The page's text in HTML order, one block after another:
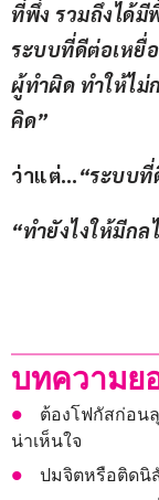
ที่พึ่ง รวมถึงได้มี
ระบบที่ดีต่อเหยื่
ผู้ทำผิด ทำให้ไม่
คิด”
ว่าแต่…“ระบบที่
“ทำยังไงให้มีกล
บทความย
ต้องโฟกัสก่อน
น่าเห็นใจ
ปมจิตหรือติดนิสั